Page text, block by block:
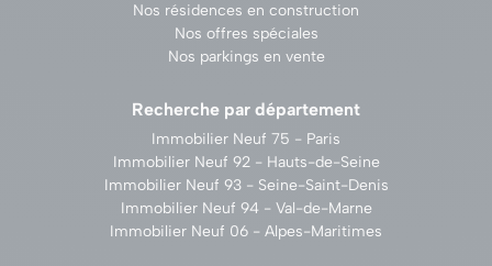
Nos résidences en construction
Nos offres spéciales
Nos parkings en vente
Recherche par département
Immobilier Neuf 75 - Paris
Immobilier Neuf 92 - Hauts-de-Seine
Immobilier Neuf 93 - Seine-Saint-Denis
Immobilier Neuf 94 - Val-de-Marne
Immobilier Neuf 06 - Alpes-Maritimes